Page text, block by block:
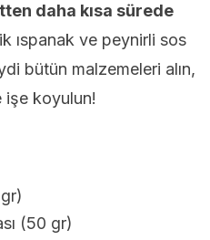
daha kısa sürede
ıspanak ve peynirli sos
bütün malzemeleri alın,
işe koyulun!
(50 gr)